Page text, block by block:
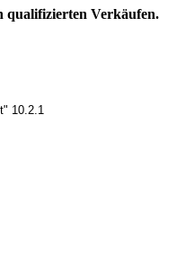
qualifizierten Verkäufen.
10.2.1